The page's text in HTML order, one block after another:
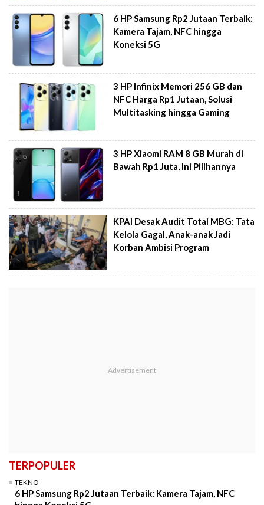
6 HP Samsung Rp2 Jutaan Terbaik:
Kamera Tajam, NFC hingga
Koneksi 5G
3 HP Infinix Memori 256 GB dan
NFC Harga Rp1 Jutaan, Solusi
Multitasking hingga Gaming
3 HP Xiaomi RAM 8 GB Murah di
Bawah Rp1 Juta, Ini Pilihannya
KPAI Desak Audit Total MBG: Tata
Kelola Gagal, Anak-anak Jadi
Korban Ambisi Program
TERPOPULER
TEKNO
6 HP Samsung Rp2 Jutaan Terbaik: Kamera Tajam, NFC